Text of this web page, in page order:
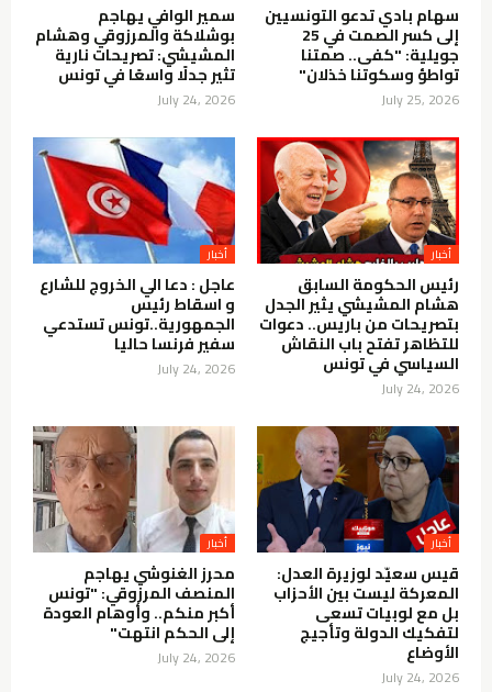
سهام بادي تدعو التونسيين
إلى كسر الصمت في 25
جويلية: "كفى.. صمتنا
تواطؤ وسكوتنا خذلان"
July 25, 2026
سمير الوافي يهاجم
بوشلاكة والمرزوقي وهشام
المشيشي: تصريحات نارية
تثير جدلًا واسعًا في تونس
July 24, 2026
أخبار
رئيس الحكومة السابق
هشام المشيشي يثير الجدل
بتصريحات من باريس.. دعوات
للتظاهر تفتح باب النقاش
السياسي في تونس
July 24, 2026
أخبار
عاجل : دعا الي الخروج للشارع
و اسقاط رئيس
الجمهورية..تونس تستدعي
سفير فرنسا حاليا
July 24, 2026
أخبار
قيس سعيّد لوزيرة العدل:
المعركة ليست بين الأحزاب
بل مع لوبيات تسعى
لتفكيك الدولة وتأجيج
الأوضاع
July 24, 2026
أخبار
محرز الغنوشي يهاجم
المنصف المرزوقي: "تونس
أكبر منكم.. وأوهام العودة
إلى الحكم انتهت"
July 24, 2026